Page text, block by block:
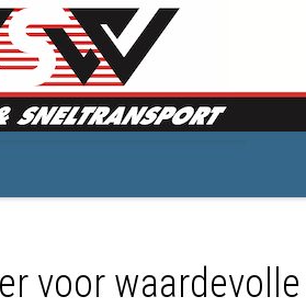
voor